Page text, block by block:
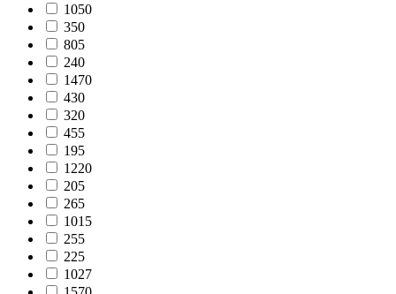
1050
350
805
240
1470
430
320
455
195
1220
205
265
1015
255
225
1027